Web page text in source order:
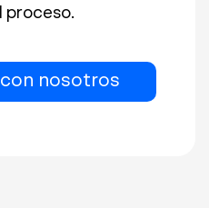
proceso.
nosotros